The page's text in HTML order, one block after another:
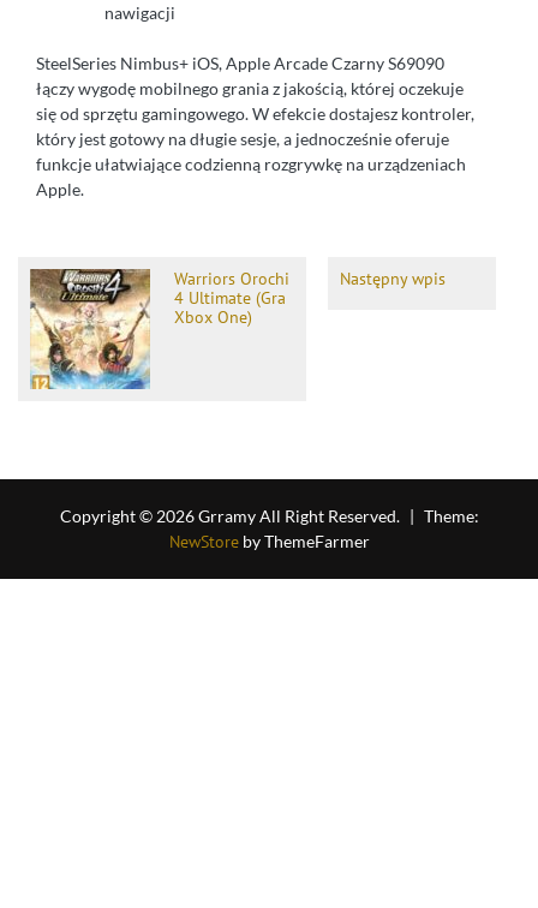
nawigacji
SteelSeries Nimbus+ iOS, Apple Arcade Czarny S69090
łączy wygodę mobilnego grania z jakością, której oczekuje
się od sprzętu gamingowego. W efekcie dostajesz kontroler,
który jest gotowy na długie sesje, a jednocześnie oferuje
funkcje ułatwiające codzienną rozgrywkę na urządzeniach
Apple.
Warriors Orochi
4 Ultimate (Gra
Xbox One)
Następny wpis
Copyright © 2026 Grramy All Right Reserved. Theme:
NewStoreby ThemeFarmer